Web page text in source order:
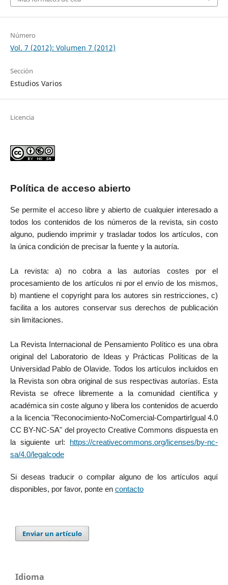
Número
Vol. 7 (2012): Volumen 7 (2012)
Sección
Estudios Varios
Licencia
Política de acceso abierto
Se permite el acceso libre y abierto de cualquier interesado a
todos los contenidos de los números de la revista, sin costo
alguno, pudiendo imprimir y trasladar todos los artículos, con
la única condición de precisar la fuente y la autoría.
La revista: a) no cobra a las autorías costes por el
procesamiento de los artículos ni por el envío de los mismos,
b) mantiene el copyright para los autores sin restricciones, c)
facilita a los autores conservar sus derechos de publicación
sin limitaciones.
La Revista Internacional de Pensamiento Político es una obra
original del Laboratorio de Ideas y Prácticas Políticas de la
Universidad Pablo de Olavide. Todos los artículos incluidos en
la Revista son obra original de sus respectivas autorías. Esta
Revista se ofrece libremente a la comunidad científica y
académica sin coste alguno y libera los contenidos de acuerdo
a la licencia "Reconocimiento-NoComercial-CompartirIgual 4.0
CC BY-NC-SA" del proyecto Creative Commons dispuesta en
la siguiente url:
https://creativecommons.org/licenses/by-nc-
sa/4.0/legalcode
Si deseas traducir o compilar alguno de los artículos aquí
disponibles, por favor, ponte en contacto
Enviar un artículo
Idioma